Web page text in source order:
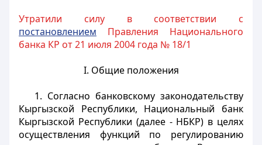
Утратили силу в соответствии с
постановлением Правления Национального
банка КР от 21 июля 2004 года № 18/1
I. Общие положения
1. Согласно банковскому законодательству
Кыргызской Республики, Национальный банк
Кыргызской Республики (далее - НБКР) в целях
осуществления функций по регулированию